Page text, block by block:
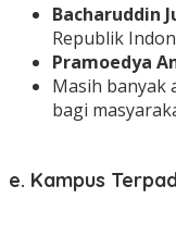
Bacharuddin
Republik
Pramoedya
Masih banyak
bagi
e. Kampus